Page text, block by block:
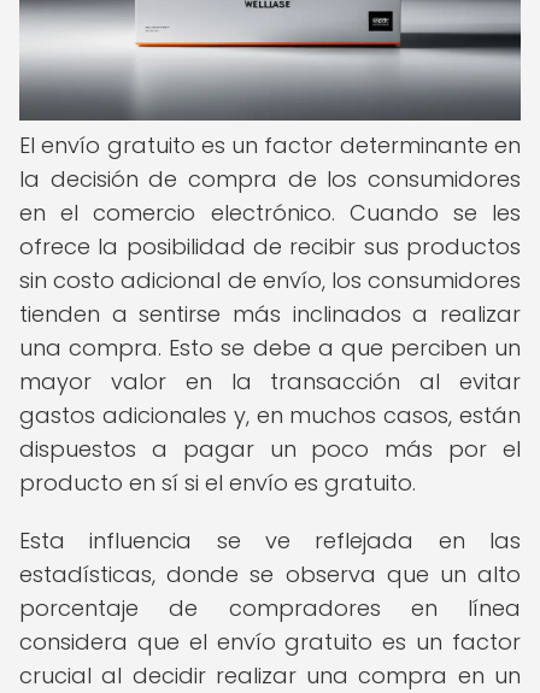
El envío gratuito es un factor determinante en
la decisión de compra de los consumidores
en el comercio electrónico. Cuando se les
ofrece la posibilidad de recibir sus productos
sin costo adicional de envío, los consumidores
tienden a sentirse más inclinados a realizar
una compra. Esto se debe a que perciben un
mayor valor en la transacción al evitar
gastos adicionales y, en muchos casos, están
dispuestos a pagar un poco más por el
producto en sí si el envío es gratuito.
Esta influencia se ve reflejada en las
estadísticas, donde se observa que un alto
porcentaje de compradores en línea
considera que el envío gratuito es un factor
crucial al decidir realizar una compra en un